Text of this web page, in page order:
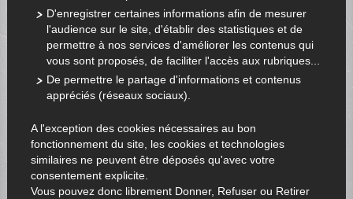
D'enregistrer certaines informations afin de mesurer
l'audience sur le site, d'établir des statistiques et de
permettre à nos services d'améliorer les contenus qui
vous sont proposés, de faciliter l'accès aux rubriques...
De permettre le partage d'informations et contenus
appréciés (réseaux sociaux).
A l'exception des cookies nécessaires au bon
fonctionnement du site, les cookies et technologies
similaires ne peuvent être déposés qu'avec votre
consentement explicite.
Vous pouvez donc librement Donner, Refuser ou Retirer